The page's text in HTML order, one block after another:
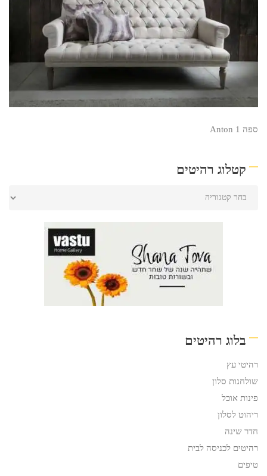
ספה Anton 1
קטלוג רהיטים
בלוג רהיטים
רהיטי עץ
שולחנות סלון
פינות אוכל
ריהוט לסלון
חדר שינה
רהיטים לכניסה לבית
טיפים